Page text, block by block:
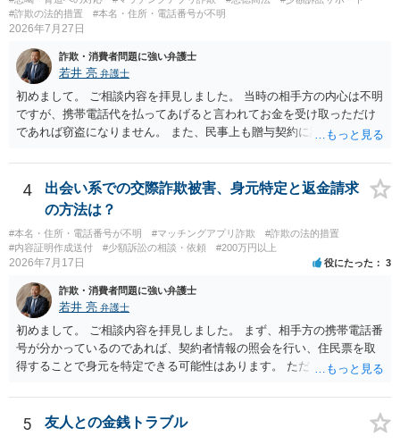
#詐欺の法的措置
#本名・住所・電話番号が不明
2026年7月27日
詐欺・消費者問題に強い弁護士
若井 亮 弁護士
初めまして。 ご相談内容を拝見しました。 当時の相手方の内心は不明
ですが、携帯電話代を払ってあげると言われてお金を受け取っただけ
であれば窃盗になりません。 また、民事上も贈与契約に該当すると思
ず、可能であればブロックをするようにしてください。 ご不安であれ
ば、最寄りの警察署に相談をしても良いかもしれません。 以上、ご参
考になれば幸いです。
4
出会い系での交際詐欺被害、身元特定と返金請求
の方法は？
#本名・住所・電話番号が不明 #マッチングアプリ詐欺
#詐欺の法的措置
#内容証明作成送付
#少額訴訟の相談・依頼 #200万円以上
2026年7月17日 役にたった 3
詐欺・消費者問題に強い弁護士
若井 亮 弁護士
初めまして。 ご相談内容を拝見しました。 まず、相手方の携帯電話番
号が分かっているのであれば、契約者情報の照会を行い、住民票を取
得することで身元を特定できる可能性はあります。 ただ、他人名義の
ろです。 LINEについても、詐欺の事案であれば照会できる可能性はあ
りますが、携帯電話の番号を経由する方法より難しくなります。 身元
を特定した後は、返金の理屈があるかどうかを確認していきます。 基
5 友人との金銭トラブル